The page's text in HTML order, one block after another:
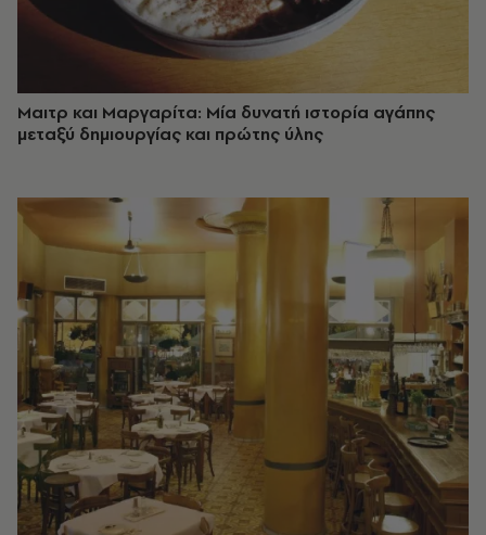
Μαιτρ και Μαργαρίτα: Μία δυνατή ιστορία αγάπης
μεταξύ δημιουργίας και πρώτης ύλης